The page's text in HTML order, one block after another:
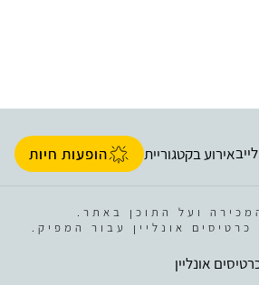
אירוע בקטגוריית הופעות חיות
ועל התוכן באתר.
אונליין עבור המפיק.
אונליין